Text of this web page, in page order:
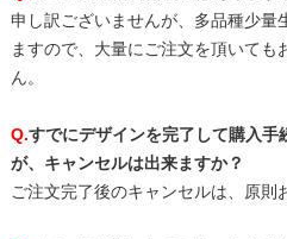
申し訳ございませんが、多品種少量
ますので、大量にご注文を頂いても
ん。
Q.すでにデザインを完了して購入手
が、キャンセルは出来ますか？
ご注文完了後のキャンセルは、原則